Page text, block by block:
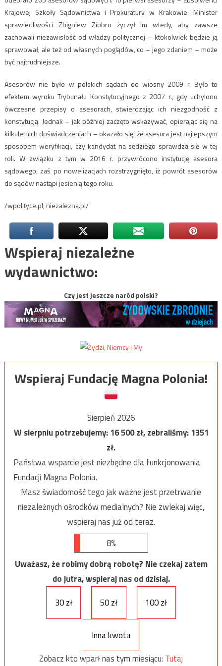
Krajowej Szkoły Sądownictwa i Prokuratury w Krakowie. Minister
sprawiedliwości Zbigniew Ziobro życzył im wtedy, aby zawsze
zachowali niezawisłość od władzy politycznej – ktokolwiek będzie ją
sprawował, ale też od własnych poglądów, co – jego zdaniem – może
być najtrudniejsze.
Asesorów nie było w polskich sądach od wiosny 2009 r. Było to
efektem wyroku Trybunału Konstytucyjnego z 2007 r., gdy uchylono
ówczesne przepisy o asesorach, stwierdzając ich niezgodność z
konstytucją. Jednak – jak później zaczęto wskazywać, opierając się na
kilkuletnich doświadczeniach – okazało się, że asesura jest najlepszym
sposobem weryfikacji, czy kandydat na sędziego sprawdza się w tej
roli. W związku z tym w 2016 r. przywrócono instytucję asesora
sądowego, zaś po nowelizacjach rozstrzygnięto, iż powrót asesorów
do sądów nastąpi jesienią tego roku.
/wpolityce.pl, niezalezna.pl/
Wspieraj niezależne
wydawnictwo:
Czy jest jeszcze naród polski?
Wspieraj Fundację Magna Polonia!
Sierpień 2026
W sierpniu potrzebujemy:16 500zł, zebraliśmy:1351
zł.
Państwa wsparcie jest niezbędne dla funkcjonowania
Fundacji Magna Polonia.
Masz świadomość tego jak ważne jest przetrwanie
niezależnych ośrodków medialnych? Nie zwlekaj więc,
wspieraj nas już od teraz.
8%
Uważasz, że robimy dobrą robotę? Nie czekaj zatem
do jutra, wspieraj nas od dzisiaj.
30 zł
50 zł 100 zł
Inna kwota
Zobacz kto wparł nas tym miesiącu: Tutaj